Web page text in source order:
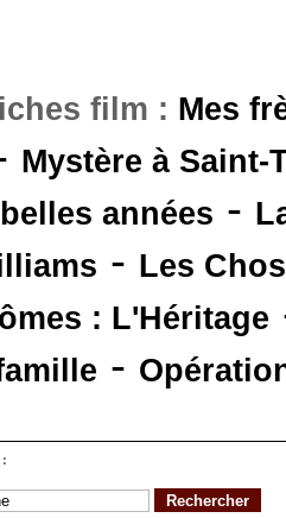
film : Mes
Mystère à Saint-
années -
- Les
: L'Héritage
-
: